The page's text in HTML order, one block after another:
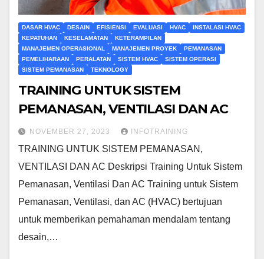
DASAR HVAC DESAIN EFISIENSI EVALUASI HVAC
INSTALASI HVAC
KEPATUHAN
KESELAMATAN
KETERAMPILAN
MANAJEMEN OPERASIONAL
MANAJEMEN PROYEK
PEMANASAN
PEMELIHARAAN
PERALATAN SISTEM HVAC
SISTEM OPERASI
SISTEM PEMANASAN
TEKNOLOGY
TRAINING UNTUK SISTEM
PEMANASAN, VENTILASI DAN AC
NOVEMBER 27, 2023 INFOTRAINING
TRAINING UNTUK SISTEM PEMANASAN,
VENTILASI DAN AC Deskripsi Training Untuk Sistem
Pemanasan, Ventilasi Dan AC Training untuk Sistem
Pemanasan, Ventilasi, dan AC (HVAC) bertujuan
untuk memberikan pemahaman mendalam tentang
desain,…